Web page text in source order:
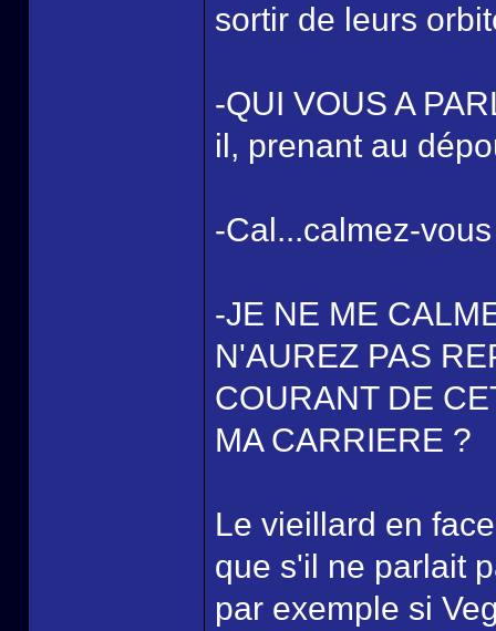
sortir de leurs
-QUI VOUS A
il, prenant au
-Cal...calmez-
-JE NE ME
N'AUREZ PAS
COURANT DE
MA CARRIERE ?
Le vieillard en
que s'il ne parlait
par exemple si